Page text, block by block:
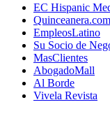
EC Hispanic
Quinceanera.com
EmpleosLatino
Su Socio de
MasClientes
AbogadoMall
Al Borde
Vivela Revista